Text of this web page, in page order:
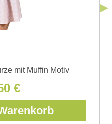
mit Muffin Motiv
€